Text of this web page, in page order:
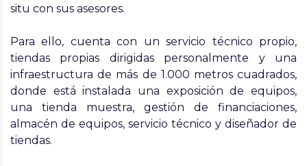
situ con sus asesores.
Para ello, cuenta con un servicio técnico propio,
tiendas propias dirigidas personalmente y una
infraestructura de más de 1.000 metros cuadrados,
donde está instalada una exposición de equipos,
una tienda muestra, gestión de financiaciones,
almacén de equipos, servicio técnico y diseñador de
tiendas.